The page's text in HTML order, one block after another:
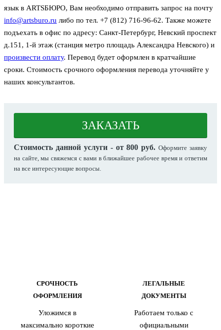
язык в ARTSБЮРО, Вам необходимо отправить запрос на почту
info@artsburo.ru либо по тел. +7 (812) 716-96-62. Также можете
подъехать в офис по адресу: Санкт-Петербург, Невский проспект
д.151, 1-й этаж (станция метро площадь Александра Невского) и
произвести оплату. Перевод будет оформлен в кратчайшие
сроки. Стоимость срочного оформления перевода уточняйте у
наших консультантов.
ЗАКАЗАТЬ
Стоимость данной услуги - от 800 руб.Оформите заявку
на сайте, мы свяжемся с вами в ближайшее рабочее время и ответим
на все интересующие вопросы.
СРОЧНОСТЬ
ОФОРМЛЕНИЯ
Уложимся в
максимально короткие
ЛЕГАЛЬНЫЕ
ДОКУМЕНТЫ
Работаем только с
официальными